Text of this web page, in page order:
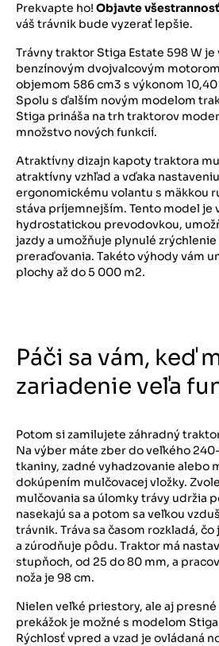
Prekvapte ho! Objavte všestrannosť
váš trávnik bude vyzerať lepšie.
Trávny traktor Stiga Estate 598 W je
benzínovým dvojvalcovým
objemom 586 cm3 s výkonom
Spolu s ďalším novým modelom
Stiga prináša na trh traktorov
množstvo nových funkcií.
Atraktívny dizajn kapoty traktora
atraktívny vzhľad a vďaka
ergonomickému volantu s mäkkou
stáva príjemnejším. Tento model je
hydrostatickou prevodovkou,
jazdy a umožňuje plynulé
preraďovania. Takéto výhody vám
plochy až do 5 000 m2.
Páči sa vám, keď
zariadenie veľa
Potom si zamilujete záhradný
Na výber máte zber do veľkého
tkaniny, zadné vyhadzovanie alebo
dokúpením mulčovacej vložky.
mulčovania sa úlomky trávy udržia
nasekajú sa a potom sa veľkou
trávnik. Tráva sa časom rozkladá,
a zúrodňuje pôdu. Traktor má
stupňoch, od 25 do 80 mm, a
noža je 98 cm.
Nielen veľké priestory, ale aj
prekážok je možné s modelom
Rýchlosť vpred a vzad je ovládaná